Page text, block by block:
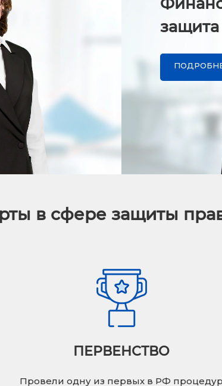
защита
в сфере защиты
ПЕРВЕНСТВО
Провели одну из первых в РФ процедур